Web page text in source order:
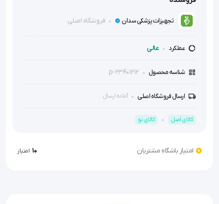
تجهیزات پزشکی سدان فروشگاه اصلی
عملکرد عالی
شناسه محصول p-23401212
ارسال فروشگاه اصلی آماده ارسال
کالای اصل کالای نو
امتیاز باشگاه مشتریان 10 امتیاز